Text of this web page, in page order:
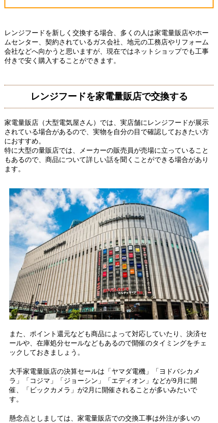
レンジフードを新しく交換する場合、多くの人は家電量販店やホー
ムセンター、契約されているガス会社、地元の工務店やリフォーム
会社などへ向かうと思いますが、現在ではネットショップでも工事
付きで安く購入することができます。
レンジフードを家電量販店で交換する
家電量販店（大型電気屋さん）では、実店舗にレンジフードが展示
されている場合があるので、実物を自分の目で確認しておきたい方
におすすめ。
特に大型の量販店では、メーカーの販売員が売場に立っていること
もあるので、商品について詳しい話を聞くことができる場合があり
ます。
また、ポイント還元なども商品によって対応していたり、決済セ
ールや、在庫処分セールなどもあるので開催のタイミングをチェ
ックしておきましょう。
大手家電量販店の決算セールは「ヤマダ電機」「ヨドバシカメ
ラ」「コジマ」「ジョーシン」「エディオン」などが9月に開
催、「ビックカメラ」が2月に開催されることが多いみたいで
す。
懸念点としましては、家電量販店での交換工事は外注が多いの